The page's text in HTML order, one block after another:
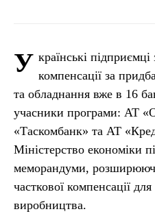
У країнські
компенсації за
та обладнання вже в 16
учасники програми: АТ
«Таскомбанк» та АТ
Міністерство економіки
меморандуми,
часткової компенсації
виробництва.